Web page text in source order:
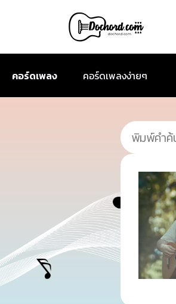
คอร์ดเพลง คอร์ดเพลงง่ายๆ